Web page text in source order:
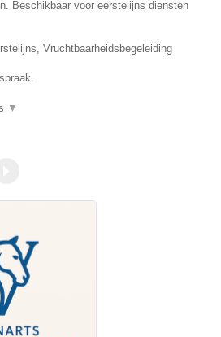
Beschikbaar voor eerstelijns diensten
Vruchtbaarheidsbegeleiding
▼